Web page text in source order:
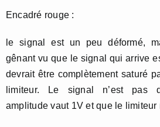
Encadré rouge :
le signal est un peu déformé,
gênant vu que le signal qui arrive
devrait être complètement saturé
limiteur. Le signal n’est pas
amplitude vaut 1V et que le limiteur